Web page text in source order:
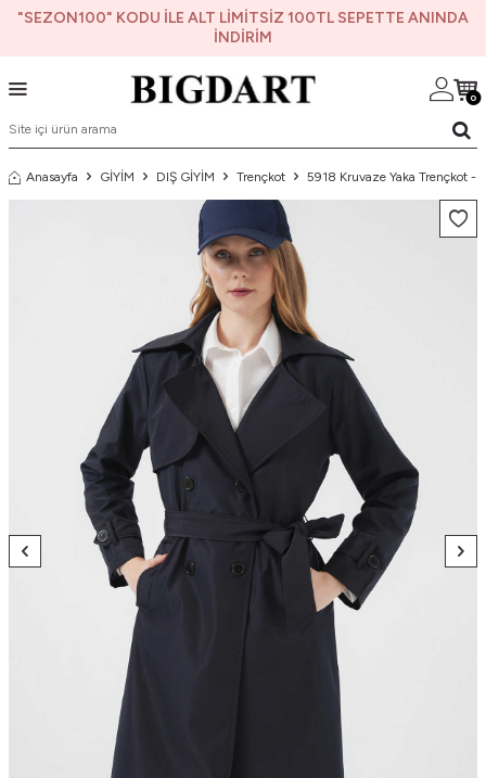
"SEZON100" KODU İLE ALT LİMİTSİZ 100TL SEPETTE ANINDA
İNDİRİM
0
Anasayfa GİYİM DIŞ GİYİM Trençkot 5918 Kruvaze Yaka Trençkot -